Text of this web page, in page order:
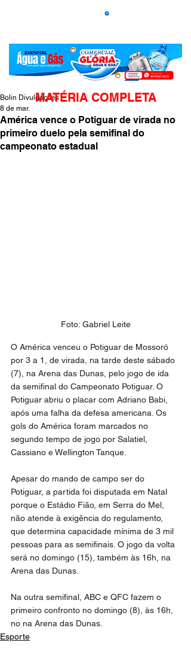
América vence o Potiguar de virada no
primeiro duelo pela semifinal do
campeonato estadual
Bolin Divulgações
8 de mar.
Foto: Gabriel Leite
O América venceu o Potiguar de Mossoró
por 3 a 1, de virada, na tarde deste sábado
(7), na Arena das Dunas, pelo jogo de ida
da semifinal do Campeonato Potiguar. O
Potiguar abriu o placar com Adriano Babi,
após uma falha da defesa americana. Os
gols do América foram marcados no
segundo tempo de jogo por Salatiel,
Cassiano e Wellington Tanque.
Apesar do mando de campo ser do
Potiguar, a partida foi disputada em Natal
porque o Estádio Fião, em Serra do Mel,
não atende à exigência do regulamento,
que determina capacidade mínima de 3 mil
pessoas para as semifinais. O jogo da volta
será no domingo (15), também às 16h, na
Arena das Dunas.
Na outra semifinal, ABC e QFC fazem o
primeiro confronto no domingo (8), às 16h,
no na Arena das Dunas.
Esporte
MATÉRIA COMPLETA